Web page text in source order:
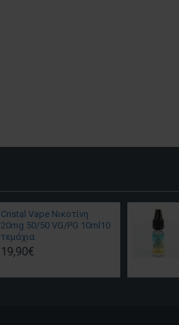
Cristal Vape Νικοτίνη
20mg 50/50 VG/PG 10ml10
τεμάχια
19,90€